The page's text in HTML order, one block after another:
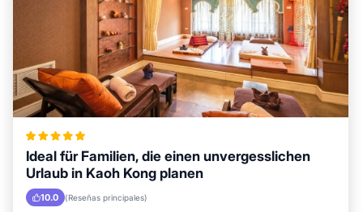
Ideal für Familien, die einen unvergesslichen
Urlaub in Kaoh Kong planen
10.0 (Reseñas principales)